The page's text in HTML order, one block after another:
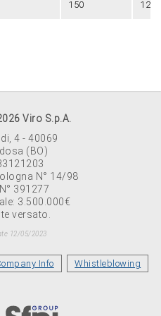
150 12
Viro S.p.A.
4 - 40069
(BO)
N° 14/98
391277
3.500.000€
versato.
12/05/2023
Info Whistleblowing